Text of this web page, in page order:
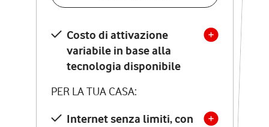
Costo di attivazione
variabile in base alla
tecnologia disponibile
PER LA TUA CASA:
Internet senza limiti, con
Costo di attivazione
variabile in base alla
tecnologia disponibile
PER LA TUA CASA:
Internet senza limiti, con
la migliore tecnologia